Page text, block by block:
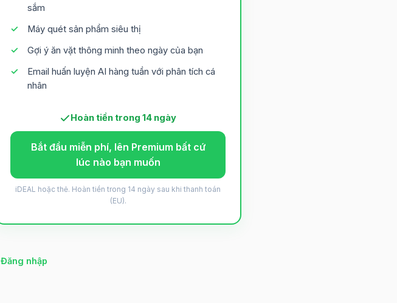
sắm
Máy quét sản phẩm siêu thị
Gợi ý ăn vặt thông minh theo ngày của bạn
Email huấn luyện AI hàng tuần với phân tích cá
nhân
Hoàn tiền trong 14 ngày
Bắt đầu miễn phí, lên Premium bất cứ
lúc nào bạn muốn
iDEAL hoặc thẻ. Hoàn tiền trong 14 ngày sau khi thanh toán
(EU).
Đăng nhập